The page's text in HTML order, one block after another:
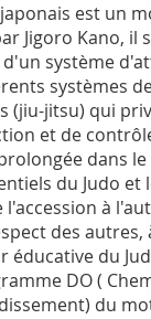
est un
Jigoro Kano, il
système
systèmes
(jiu-jitsu) qui
et de
dans
du Judo et
à
des
éducative du
DO (
du mot